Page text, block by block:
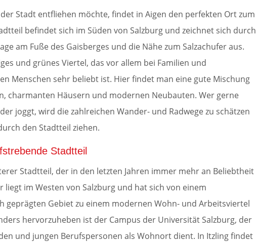
Stadt entfliehen möchte, findet in Aigen den perfekten Ort zum
befindet sich im Süden von Salzburg und zeichnet sich durch
am Fuße des Gaisberges und die Nähe zum Salzachufer aus.
und grünes Viertel, das vor allem bei Familien und
Menschen sehr beliebt ist. Hier findet man eine gute Mischung
charmanten Häusern und modernen Neubauten. Wer gerne
joggt, wird die zahlreichen Wander- und Radwege zu schätzen
den Stadtteil ziehen.
Stadtteil
Stadtteil, der in den letzten Jahren immer mehr an Beliebtheit
liegt im Westen von Salzburg und hat sich von einem
geprägten Gebiet zu einem modernen Wohn- und Arbeitsviertel
hervorzuheben ist der Campus der Universität Salzburg, der
und jungen Berufspersonen als Wohnort dient. In Itzling findet